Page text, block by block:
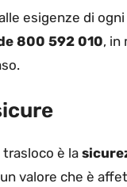
esigenze di
800 592 010, in
è la
valore che è